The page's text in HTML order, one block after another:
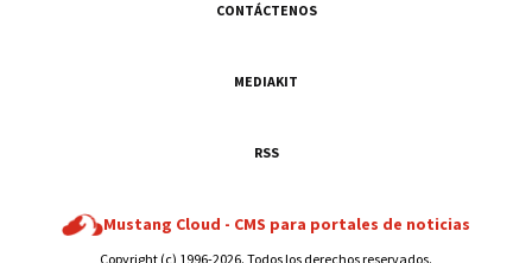
CONTÁCTENOS
MEDIAKIT
RSS
Mustang Cloud - CMS para portales de noticias
Copyright (c) 1996-2026. Todos los derechos reservados.